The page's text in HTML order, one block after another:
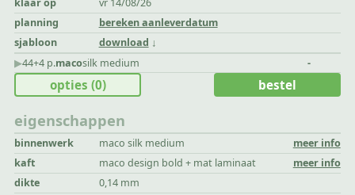
planning
bereken aanleverdatum
sjabloon
download
▶︎44+4 p.macosilk medium -
eigenschappen
binnenwerk maco silk medium
meer info
kaft
maco design bold + mat laminaat
meer info
dikte
0,14 mm
opties (0) bestel